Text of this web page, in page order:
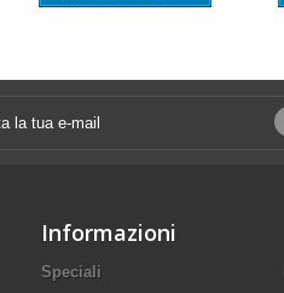
Informazioni
Speciali